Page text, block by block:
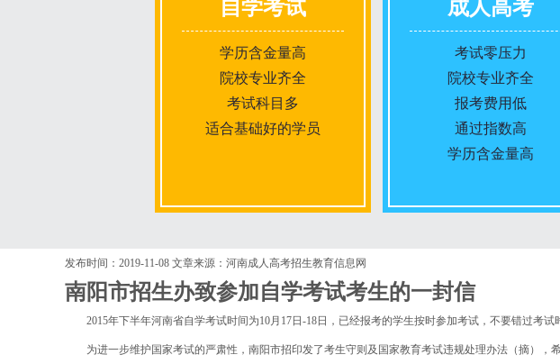
自学考试
学历含金量高
院校专业齐全
考试科目多
适合基础好的学员
报名条件
入学考试
成人高考
考试零压力
院校专业齐全
报考费用低
通过指数高
学历含金量高
入学考试
发布时间：2019-11-08 文章来源：河南成人高考招生教育信息网
南阳市招生办致参加自学考试考生的一封信
2015年下半年河南省自学考试时间为10月17日-18日，已经报考的学生按时参加考试，不要错过考
为进一步维护国家考试的严肃性，南阳市招印发了考生守则及国家教育考试违规处理办法（摘），